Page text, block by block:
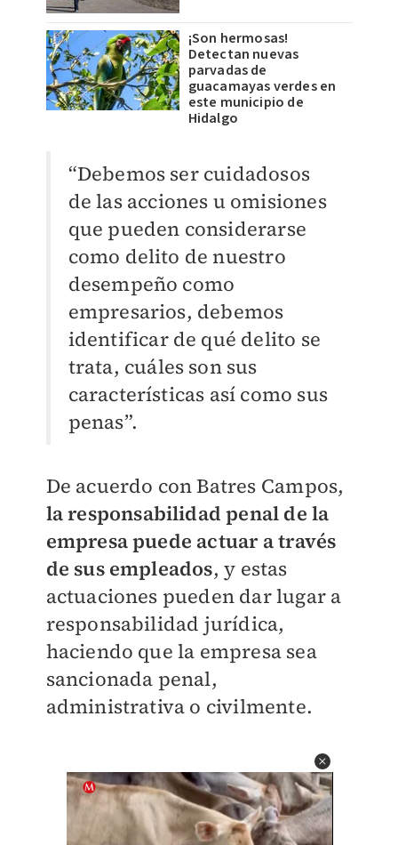
¡Son hermosas!
Detectan nuevas
parvadas de
guacamayas verdes en
este municipio de
Hidalgo
“Debemos ser cuidadosos
de las acciones u omisiones
que pueden considerarse
como delito de nuestro
desempeño como
empresarios, debemos
identificar de qué delito se
trata, cuáles son sus
características así como sus
penas”.
De acuerdo con Batres Campos,
la responsabilidad penal de la
empresa puede actuar a través
de sus empleados, y estas
actuaciones pueden dar lugar a
responsabilidad jurídica,
haciendo que la empresa sea
sancionada penal,
administrativa o civilmente.